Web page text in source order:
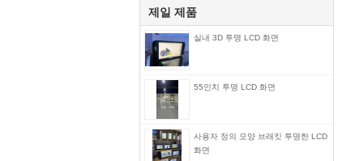
제일 제품
실내 3D 투명 LCD 화면
55인치 투명 LCD 화면
사용자 정의 모양 브래킷 투명한 LCD
화면